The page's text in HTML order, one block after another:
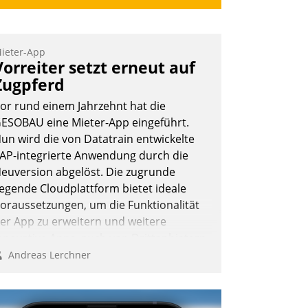
App
setzt erneut auf
rund einem Jahrzehnt hat die
eine Mieter-App eingeführt.
wird die von Datatrain entwickelte
integrierte Anwendung durch die
abgelöst. Die zugrunde
Cloudplattform bietet ideale
um die Funktionalität
App zu erweitern und weitere
SAP zu integrieren.
Andreas Lerchner